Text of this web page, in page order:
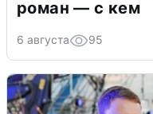
роман — с кем
6 августа 95